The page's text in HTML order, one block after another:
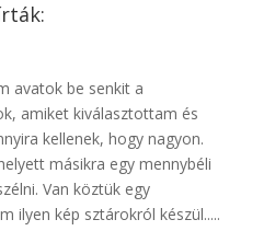
avatok be senkit a
amiket kiválasztottam és
kellenek, hogy nagyon.
másikra egy mennybéli
Van köztük egy
ilyen kép sztárokról készül.....